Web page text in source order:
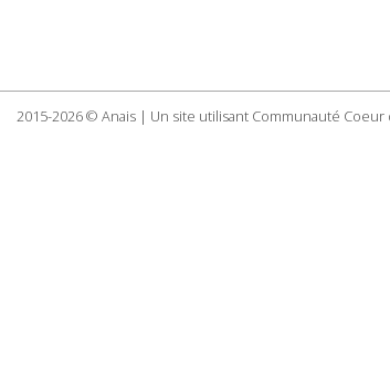
2015-2026 © Anais | Un site utilisant Communauté Coeur